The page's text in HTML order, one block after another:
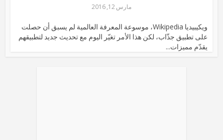
مارس 12, 2016
ويكيبيديا Wikipedia، موسوعة المعرفة العالمية لم يسبق أن حصلت
على تطبيق جذّاب، لكن هذا الأمر تغيّر اليوم مع تحديث جديد لتطبيقهم
يقدّم مميزات...